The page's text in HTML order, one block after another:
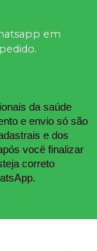
em
da saúde
e envio só são
e dos
você finalizar
correto